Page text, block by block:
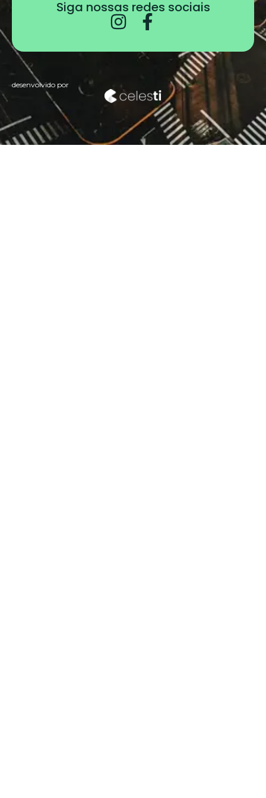
Siga nossas redes sociais
desenvolvido por